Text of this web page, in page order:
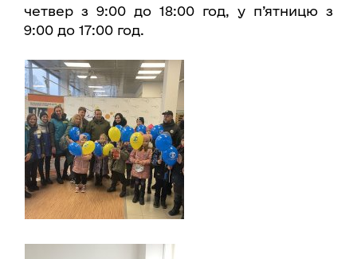
четвер з 9:00 до 18:00 год, у п’ятницю з
9:00 до 17:00 год.